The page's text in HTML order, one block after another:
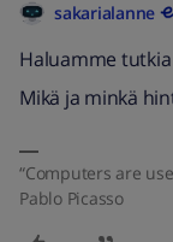
sakarialanne
Haluamme
Mikä ja minkä
“Computers are
Pablo Picasso